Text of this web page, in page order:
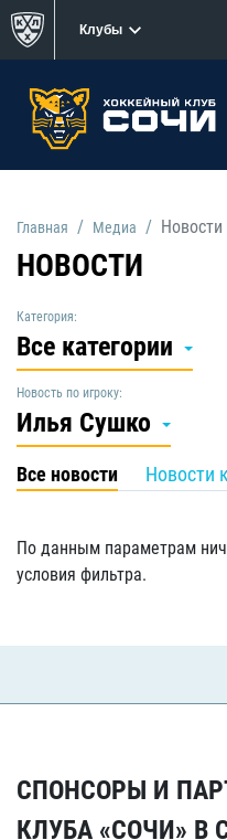
Клубы
Главная Медиа Новости
НОВОСТИ
Категория:
Все категории
Новость по игроку:
Илья Сушко
Все новости Новости
По данным параметрам
условия фильтра.
СПОНСОРЫ И
КЛУБА «СОЧИ» В